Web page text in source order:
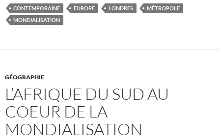
CONTEMPORAINE EUROPE LONDRES
MÉTROPOLE
MONDIALISATION
GÉOGRAPHIE
L’AFRIQUE DU SUD AU
COEUR DE LA
MONDIALISATION